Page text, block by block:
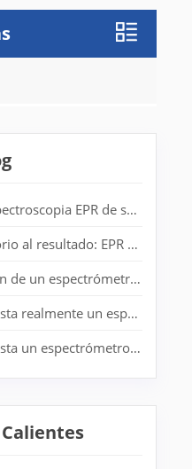
mejora la detección de radicales en laboratorios de polímeros
escritorio para análisis de centrifugado en tiempo real
prolongación de la vida útil del sistema sin un nuevo imán
un espectrómetro EPR de nivel básico?
EPR? Guía completa de precios para investigadores